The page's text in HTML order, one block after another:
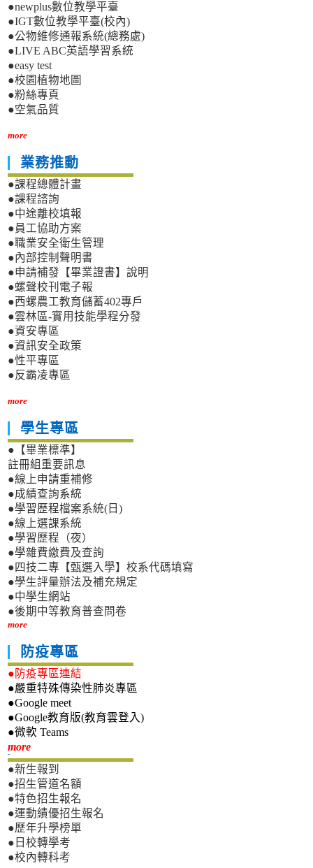
●newplus數位教學平臺
●IGT數位教學平臺(校內)
●公物維修通報系統(總務處)
●LIVE ABC英語學習系統
●easy test
●校園植物地圖
●粉絲專頁
●空氣品質
more
業務推動
●課程總體計畫
●課程諮詢
●中途離校填報
●員工協助方案
●職業安全衛生管理
●內部控制聲明書
●申請補發【畢業證書】說明
●螺聲校刊電子報
●西螺農工教育儲蓄402專戶
●雲林區-實用技能學程分發
●資安專區
●資訊安全政策
●性平專區
●反霸凌專區
more
學生專區
●【畢業標準】
註冊組重要訊息
●線上申請重補修
●成績查詢系統
●學習歷程檔案系統(日)
●線上選課系統
●學習歷程（夜）
●學雜費繳費及查詢
●四技二專【甄選入學】校系代碼填寫
●學生評量辦法及補充規定
●中學生網站
●後期中等教育普查問卷
more
防疫專區
●防疫專區連結
●嚴重特殊傳染性肺炎專區
●Google meet
●Google教育版(教育雲登入)
●微軟 Teams
more新生專區
●新生報到
●招生管道名額
●特色招生報名
●運動績優招生報名
●歷年升學榜單
●日校轉學考
●校內轉科考